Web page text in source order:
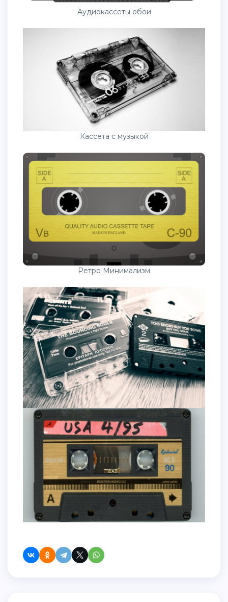
Аудиокассеты обои
Кассета с музыкой
Ретро Минимализм